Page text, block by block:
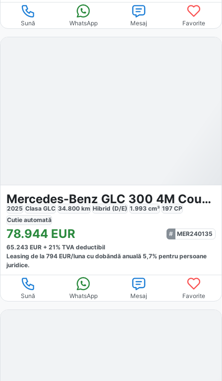
Sună WhatsApp Mesaj Favorite
Mercedes-Benz GLC 300 4M Coupé AMG Line 360 AHK
2025 Clasa GLC 34.800 km Hibrid (D/E) 1.993 cm³ 197 CP
Cutie automată
78.944 EUR
MER240135
65.243 EUR + 21% TVA deductibil
Leasing de la 794 EUR/luna cu dobăndă anuală 5,7% pentru persoane
juridice.
Sună WhatsApp Mesaj Favorite